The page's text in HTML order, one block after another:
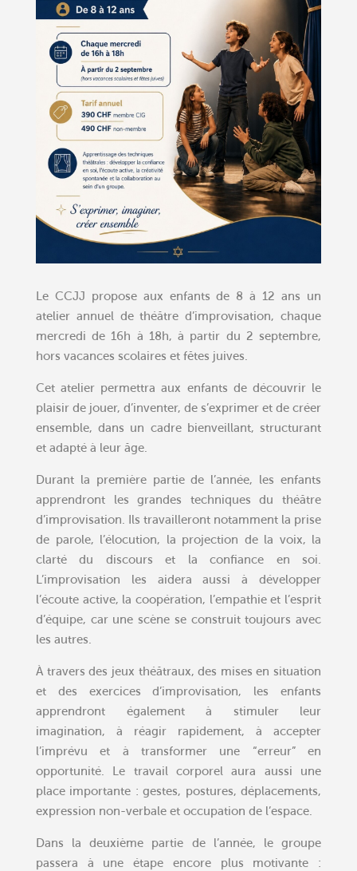
Le CCJJ propose aux enfants de 8 à 12 ans un
atelier annuel de théâtre d’improvisation, chaque
mercredi de 16h à 18h, à partir du 2 septembre,
hors vacances scolaires et fêtes juives.
Cet atelier permettra aux enfants de découvrir le
plaisir de jouer, d’inventer, de s’exprimer et de créer
ensemble, dans un cadre bienveillant, structurant
et adapté à leur âge.
Durant la première partie de l’année, les enfants
apprendront les grandes techniques du théâtre
d’improvisation. Ils travailleront notamment la prise
de parole, l’élocution, la projection de la voix, la
clarté du discours et la confiance en soi.
L’improvisation les aidera aussi à développer
l’écoute active, la coopération, l’empathie et l’esprit
d’équipe, car une scène se construit toujours avec
les autres.
À travers des jeux théâtraux, des mises en situation
et des exercices d’improvisation, les enfants
apprendront également à stimuler leur
imagination, à réagir rapidement, à accepter
l’imprévu et à transformer une “erreur” en
opportunité. Le travail corporel aura aussi une
place importante : gestes, postures, déplacements,
expression non-verbale et occupation de l’espace.
Dans la deuxième partie de l’année, le groupe
passera à une étape encore plus motivante :